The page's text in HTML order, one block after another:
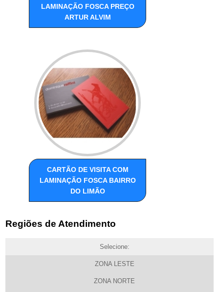
LAMINAÇÃO FOSCA PREÇO
ARTUR ALVIM
CARTÃO DE VISITA COM
LAMINAÇÃO FOSCA BAIRRO
DO LIMÃO
Regiões de Atendimento
Selecione:
ZONA LESTE
ZONA NORTE